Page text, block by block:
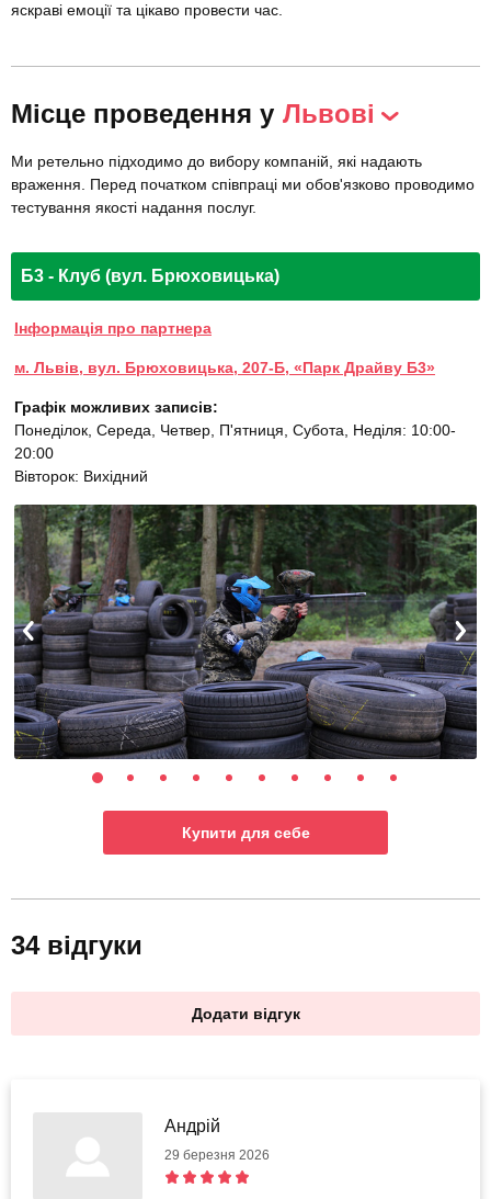
яскраві емоції та цікаво провести час.
Місце проведення у Львові
Ми ретельно підходимо до вибору компаній, які надають
враження. Перед початком співпраці ми обов'язково проводимо
тестування якості надання послуг.
Б3 - Клуб (вул. Брюховицька)
Інформація про партнера
м. Львів, вул. Брюховицька, 207-Б, «Парк Драйву Б3»
Графік можливих записів:
Понеділок, Середа, Четвер, П'ятниця, Субота, Неділя: 10:00-
20:00
Вівторок: Вихідний
Купити для себе
34 відгуки
Додати відгук
Андрій
29 березня 2026